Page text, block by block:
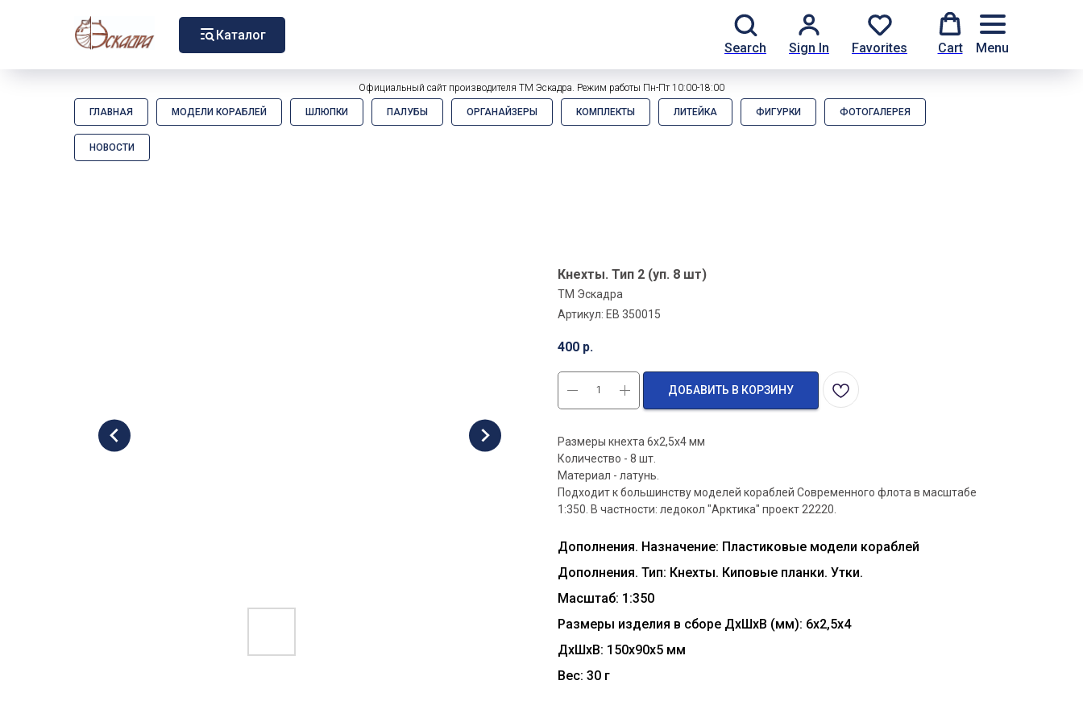
Каталог
Search
Sign In Favorites Cart Menu
Официальный сайт производителя ТМ Эскадра. Режим работы Пн-Пт 10:00-18:00
ГЛАВНАЯ МОДЕЛИ КОРАБЛЕЙ ШЛЮПКИ ПАЛУБЫ ОРГАНАЙЗЕРЫ КОМПЛЕКТЫ ЛИТЕЙКА ФИГУРКИ ФОТОГАЛЕРЕЯ
НОВОСТИ
Кнехты. Тип 2 (уп. 8 шт)
ТМ Эскадра
Артикул: EB 350015
400 р.
ДОБАВИТЬ В КОРЗИНУ
Размеры кнехта 6х2,5х4 мм
Количество - 8 шт.
Материал - латунь.
Подходит к большинству моделей кораблей Современного флота в масштабе
1:350. В частности: ледокол "Арктика" проект 22220.
Дополнения. Назначение: Пластиковые модели кораблей
Дополнения. Тип: Кнехты. Киповые планки. Утки.
Масштаб: 1:350
Размеры изделия в сборе ДхШхВ (мм): 6х2,5х4
ДxШxВ: 150x90x5 мм
Вес: 30 г